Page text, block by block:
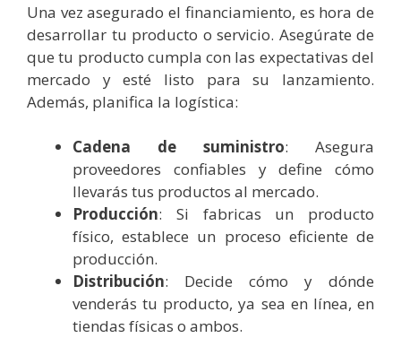
Una vez asegurado el financiamiento, es hora de
desarrollar tu producto o servicio. Asegúrate de
que tu producto cumpla con las expectativas del
mercado y esté listo para su lanzamiento.
Además, planifica la logística:
Cadena de suministro: Asegura
proveedores confiables y define cómo
llevarás tus productos al mercado.
Producción: Si fabricas un producto
físico, establece un proceso eficiente de
producción.
Distribución: Decide cómo y dónde
venderás tu producto, ya sea en línea, en
tiendas físicas o ambos.